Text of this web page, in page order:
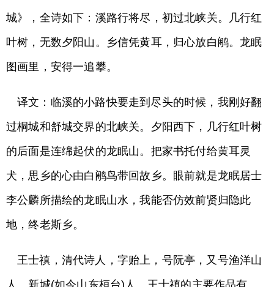
城》，全诗如下：溪路行将尽，初过北峡关。几行红
叶树，无数夕阳山。乡信凭黄耳，归心放白鹇。龙眠
图画里，安得一追攀。
译文：临溪的小路快要走到尽头的时候，我刚好翻
过桐城和舒城交界的北峡关。夕阳西下，几行红叶树
的后面是连绵起伏的龙眠山。把家书托付给黄耳灵
犬，思乡的心由白鹇鸟带回故乡。眼前就是龙眠居士
李公麟所描绘的龙眠山水，我能否仿效前贤归隐此
地，终老斯乡。
王士禛，清代诗人，字贻上，号阮亭，又号渔洋山
人，新城(如今山东桓台)人。王士禛的主要作品有